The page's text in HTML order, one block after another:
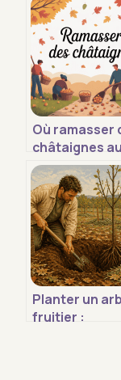
Où ramasser
châtaignes
de vous sans
perdre votre
temps
Planter un
fruitier :